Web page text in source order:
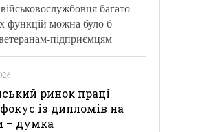
багато
функцій можна було б
підприємцям
ринок праці
із дипломів на
– думка